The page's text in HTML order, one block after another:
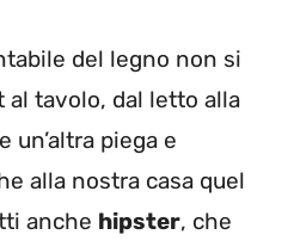
del legno non si
al tavolo, dal letto alla
un’altra piega e
alla nostra casa quel
anche hipster, che